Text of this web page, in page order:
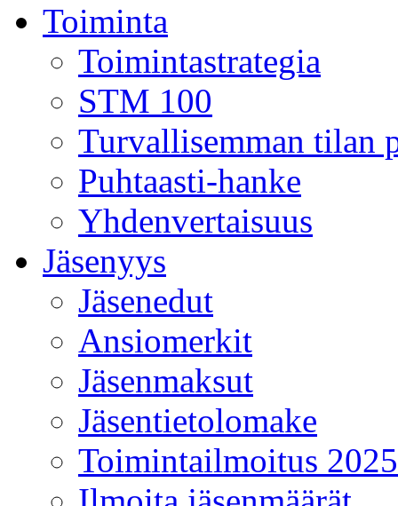
Toiminta
Toimintastrategia
STM 100
Turvallisemman tilan
Puhtaasti-hanke
Yhdenvertaisuus
Jäsenyys
Jäsenedut
Ansiomerkit
Jäsenmaksut
Jäsentietolomake
Toimintailmoitus 2025